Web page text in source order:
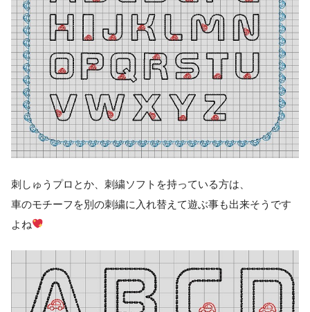
刺しゅうプロとか、刺繍ソフトを持っている方は、
車のモチーフを別の刺繍に入れ替えて遊ぶ事も出来そうです
よね